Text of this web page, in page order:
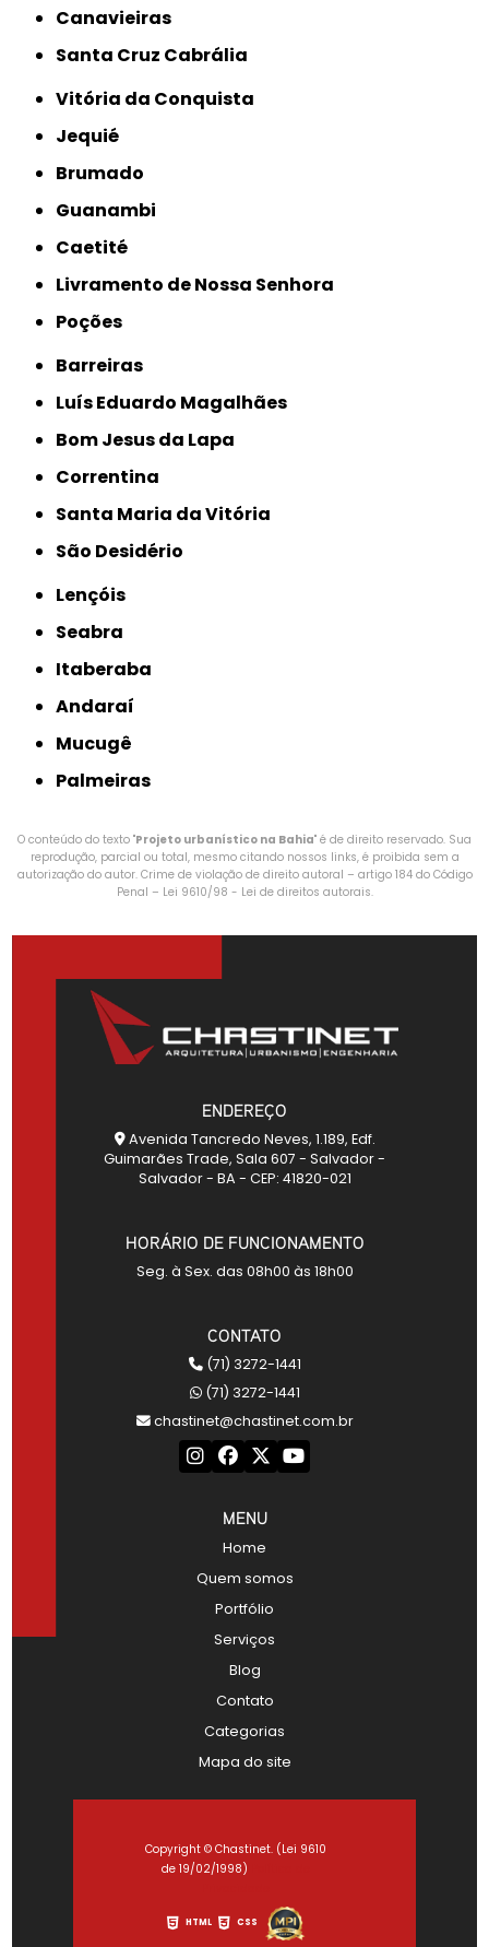
Canavieiras
Santa Cruz Cabrália
Vitória da Conquista
Jequié
Brumado
Guanambi
Caetité
Livramento de Nossa Senhora
Poções
Barreiras
Luís Eduardo Magalhães
Bom Jesus da Lapa
Correntina
Santa Maria da Vitória
São Desidério
Lençóis
Seabra
Itaberaba
Andaraí
Mucugê
Palmeiras
O conteúdo do texto "Projeto urbanístico na Bahia" é de direito reservado. Sua
reprodução, parcial ou total, mesmo citando nossos links, é proibida sem a
autorização do autor. Crime de violação de direito autoral – artigo 184 do Código
Penal – Lei 9610/98 - Lei de direitos autorais.
ENDEREÇO
Avenida Tancredo Neves, 1.189, Edf.
Guimarães Trade, Sala 607 - Salvador -
Salvador - BA - CEP: 41820-021
HORÁRIO DE FUNCIONAMENTO
Seg. à Sex. das 08h00 às 18h00
CONTATO
(71) 3272-1441
(71) 3272-1441
chastinet@chastinet.com.br
MENU
Home
Quem somos
Portfólio
Serviços
Blog
Contato
Categorias
Mapa do site
Copyright © Chastinet. (Lei 9610
de 19/02/1998)
HTML CSS